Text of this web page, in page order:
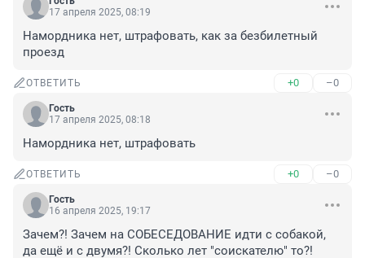
17 апреля 2025, 08:19
Намордника нет, штрафовать, как за безбилетный
проезд
ОТВЕТИТЬ +0 –0
Гость
17 апреля 2025, 08:18
Намордника нет, штрафовать
ОТВЕТИТЬ +0 –0
Гость
16 апреля 2025, 19:17
Зачем?! Зачем на СОБЕСЕДОВАНИЕ идти с собакой,
да ещё и с двумя?! Сколько лет "соискателю" то?!